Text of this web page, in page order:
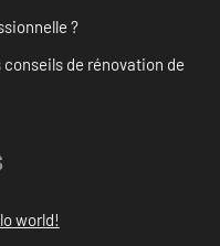
?
de rénovation de
world!